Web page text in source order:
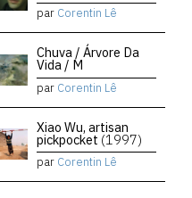
par Corentin Lê
Chuva / Árvore Da
Vida / M
par Corentin Lê
Xiao Wu, artisan
pickpocket (1997)
par Corentin Lê